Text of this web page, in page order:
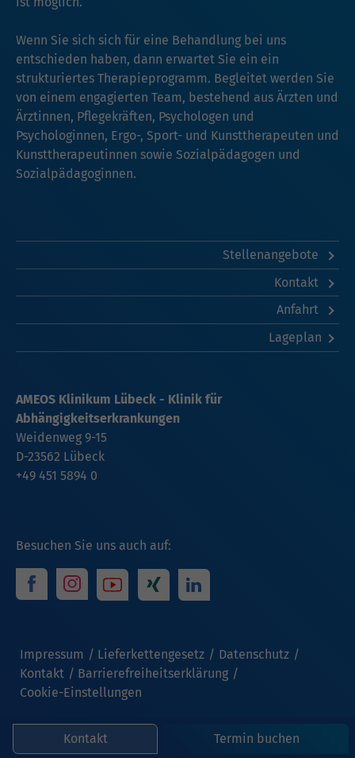
Kontakt Termin buchen
Wenn Sie sich sich für eine Behandlung bei uns
entschieden haben, dann erwartet Sie ein ein
strukturiertes Therapieprogramm. Begleitet werden Sie
von einem engagierten Team, bestehend aus Ärzten und
Ärztinnen, Pflegekräften, Psychologen und
Psychologinnen, Ergo-, Sport- und Kunsttherapeuten und
Kunsttherapeutinnen sowie Sozialpädagogen und
Sozialpädagoginnen.
Stellenangebote
Kontakt
Anfahrt
Lageplan
Besuchen Sie uns auch auf:
Impressum Lieferkettengesetz
Datenschutz
Kontakt
Barrierefreiheitserklärung
Cookie-Einstellungen
AMEOS Klinikum Lübeck - Klinik für
Abhängigkeitserkrankungen
Weidenweg 9-15
D-23562 Lübeck
+49 451 5894 0